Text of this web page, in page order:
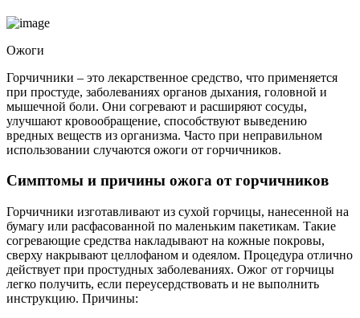
Ожоги
Горчичники – это лекарственное средство, что применяется
при простуде, заболеваниях органов дыхания, головной и
мышечной боли. Они согревают и расширяют сосуды,
улучшают кровообращение, способствуют выведению
вредных веществ из организма. Часто при неправильном
использовании случаются ожоги от горчичников.
Симптомы и причины ожога от горчичников
Горчичники изготавливают из сухой горчицы, нанесенной на
бумагу или расфасованной по маленьким пакетикам. Такие
согревающие средства накладывают на кожные покровы,
сверху накрывают целлофаном и одеялом. Процедура отлично
действует при простудных заболеваниях. Ожог от горчицы
легко получить, если переусердствовать и не выполнить
инструкцию. Причины: